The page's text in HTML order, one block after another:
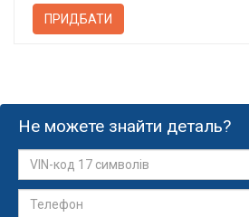
ПРИДБАТИ
Не можете знайти деталь?